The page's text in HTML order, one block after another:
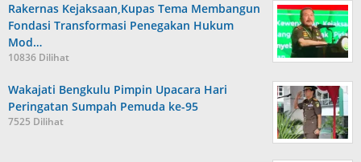
Rakernas Kejaksaan,Kupas Tema Membangun
Fondasi Transformasi Penegakan Hukum
Mod…
10836 Dilihat
Wakajati Bengkulu Pimpin Upacara Hari
Peringatan Sumpah Pemuda ke-95
7525 Dilihat